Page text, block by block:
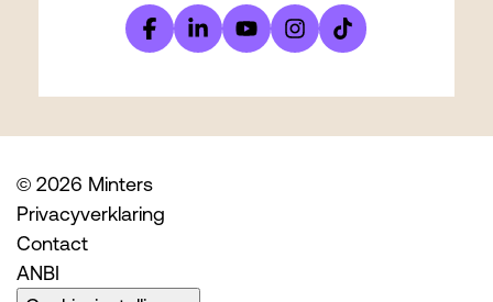
© 2026 Minters
Privacyverklaring
Contact
ANBI